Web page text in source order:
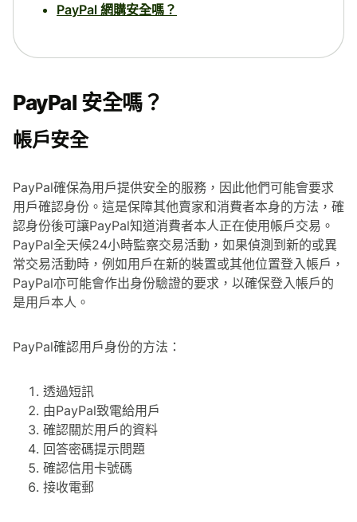
PayPal 網購安全嗎？
PayPal 安全嗎？
帳戶安全
PayPal確保為用戶提供安全的服務，因此他們可能會要求
用戶確認身份。這是保障其他賣家和消費者本身的方法，確
認身份後可讓PayPal知道消費者本人正在使用帳戶交易。
PayPal全天候24小時監察交易活動，如果偵測到新的或異
常交易活動時，例如用戶在新的裝置或其他位置登入帳戶，
PayPal亦可能會作出身份驗證的要求，以確保登入帳戶的
是用戶本人。
PayPal確認用戶身份的方法：
透過短訊
由PayPal致電給用戶
確認關於用戶的資料
回答密碼提示問題
確認信用卡號碼
接收電郵